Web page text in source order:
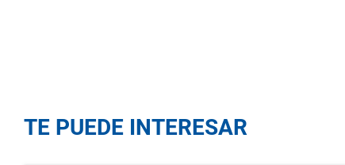
TE PUEDE INTERESAR